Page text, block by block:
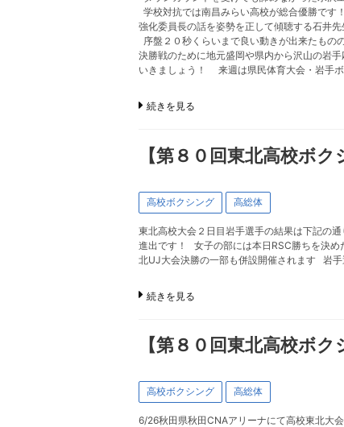
学校対抗では南昌みらい高校が総合優勝で
強化委員長の話を姿勢を正して傾聴する石井
序盤２０秒くらいまで良い動きが出来たもの
決勝戦のために地元盛岡や県内から沢山の岩
いきましょう！ 来週は県民体育大会・岩手
続きを見る
【第８０回東北高校ボ
高校ボクシング 高総体
東北高校大会２日目岩手選手の結果は下記
進出です！ 女子の部には本日RSC勝ちを決
北UJ大会決勝の一部も併設開催されます 岩
続きを見る
【第８０回東北高校ボ
高校ボクシング 高総体
6/26秋田県秋田CNAアリーナにて高校東北